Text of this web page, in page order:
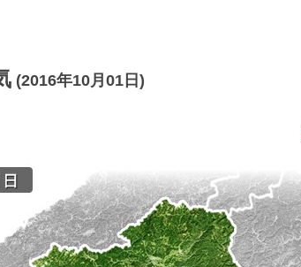
(2016年10月01日)